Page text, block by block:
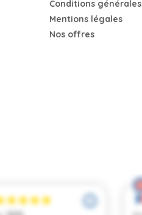
Conditions générales
Mentions légales
Nos offres